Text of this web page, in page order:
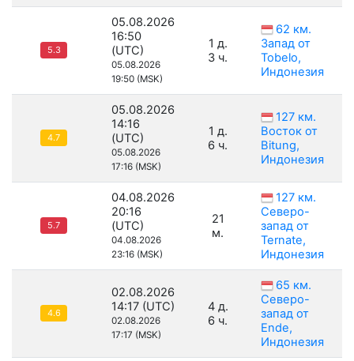
5.3
05.08.2026
16:50
(UTC)
05.08.2026
19:50 (MSK)
1 д.
3 ч.
62 км.
Запад от
Tobelo,
Индонезия
4.7
05.08.2026
14:16
(UTC)
05.08.2026
17:16 (MSK)
1 д.
6 ч.
127 км.
Восток от
Bitung,
Индонезия
5.7
04.08.2026
20:16
(UTC)
04.08.2026
23:16 (MSK)
21
м.
127 км.
Северо-
запад от
Ternate,
Индонезия
4.6
02.08.2026
14:17 (UTC)
02.08.2026
17:17 (MSK)
4 д.
6 ч.
65 км.
Северо-
запад от
Ende,
Индонезия